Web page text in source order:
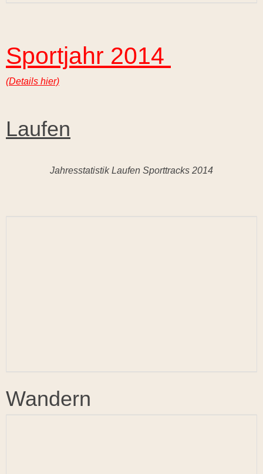
Sportjahr 2014
(Details hier)
Laufen
Jahresstatistik Laufen Sporttracks 2014
Wandern